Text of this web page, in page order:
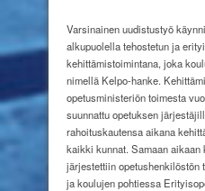
Varsinainen uudistustyö
alkupuolella tehostetun ja
kehittämistoimintana, joka
nimellä Kelpo-hanke.
opetusministeriön toimesta
suunnattu opetuksen
rahoituskautensa aikana
kaikki kunnat. Samaan
järjestettiin opetushenkilöstön
ja koulujen pohtiessa